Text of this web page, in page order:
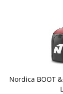
Nordica BOOT